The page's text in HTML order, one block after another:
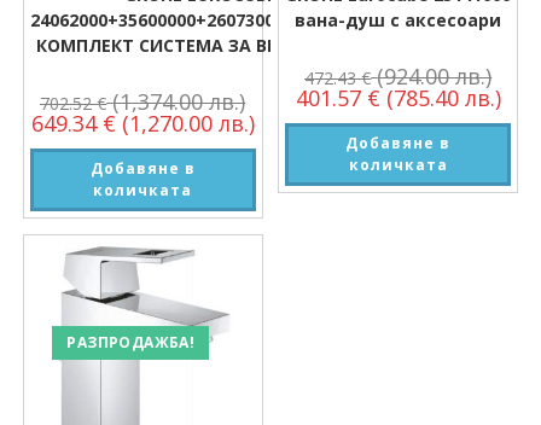
24062000+35600000+26073000+26405000
КОМПЛЕКТ СИСТЕМА ЗА ВГРАЖДАНЕ
702.52€ (1,374.00 лв.)
649.34 € (1,270.00 лв.)
Добавяне в
количката
вана-душ с аксесоари
472.43€ (924.00 лв.)
401.57 € (785.40 лв.)
Добавяне в
количката
РАЗПРОДАЖБА!